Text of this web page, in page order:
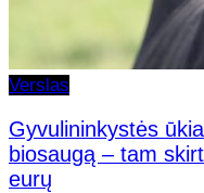
Verslas
Gyvulininkystės
biosaugą – tam
eurų